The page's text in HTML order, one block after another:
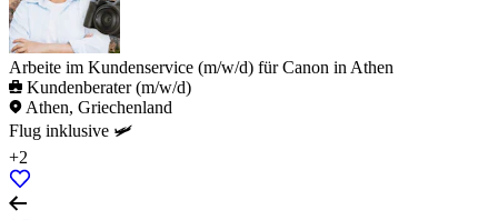
Arbeite im Kundenservice (m/w/d) für Canon in Athen
Kundenberater (m/w/d)
Athen, Griechenland
Flug inklusive 🛩️
+2